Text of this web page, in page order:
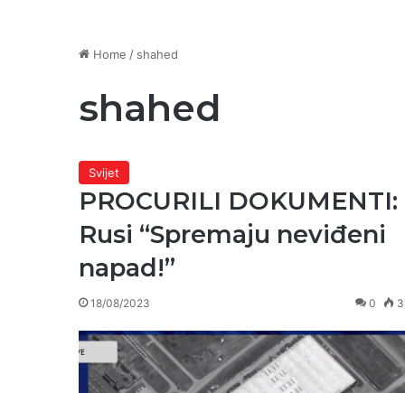
Home / shahed
shahed
Svijet
PROCURILI DOKUMENTI:
Rusi “Spremaju neviđeni
napad!”
18/08/2023 0